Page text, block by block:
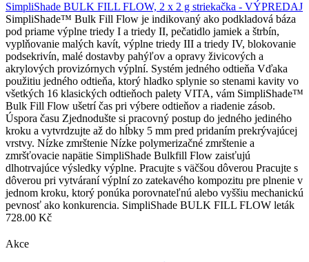
SimpliShade BULK FILL FLOW, 2 x 2 g striekačka - VÝPREDAJ
SimpliShade™ Bulk Fill Flow je indikovaný ako podkladová báza
pod priame výplne triedy I a triedy II, pečatidlo jamiek a štrbín,
vyplňovanie malých kavít, výplne triedy III a triedy IV, blokovanie
podsekrivín, malé dostavby pahýľov a opravy živicových a
akrylových provizórnych výplní. Systém jedného odtieňa Vďaka
použitiu jedného odtieňa, ktorý hladko splynie so stenami kavity vo
všetkých 16 klasických odtieňoch palety VITA, vám SimpliShade™
Bulk Fill Flow ušetrí čas pri výbere odtieňov a riadenie zásob.
Úspora času Zjednodušte si pracovný postup do jedného jediného
kroku a vytvrdzujte až do hĺbky 5 mm pred pridaním prekrývajúcej
vrstvy. Nízke zmrštenie Nízke polymerizačné zmrštenie a
zmršťovacie napätie SimpliShade Bulkfill Flow zaisťujú
dlhotrvajúce výsledky výplne. Pracujte s väčšou dôverou Pracujte s
dôverou pri vytváraní výplní zo zatekavého kompozitu pre plnenie v
jednom kroku, ktorý ponúka porovnateľnú alebo vyššiu mechanickú
pevnosť ako konkurencia. SimpliShade BULK FILL FLOW leták
728.00 Kč
Akce